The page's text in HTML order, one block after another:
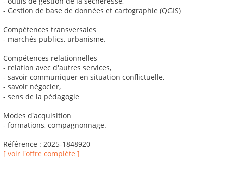
- Gestion de base de données et cartographie (QGIS)
Compétences transversales
- marchés publics, urbanisme.
Compétences relationnelles
- relation avec d'autres services,
- savoir communiquer en situation conflictuelle,
- savoir négocier,
- sens de la pédagogie
Modes d'acquisition
- formations, compagnonnage.
Référence : 2025-1848920
[ voir l'offre complète ]